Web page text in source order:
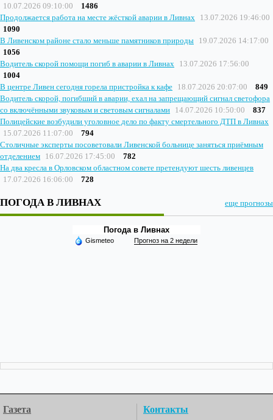
10.07.2026 09:10:00
1486
Продолжается работа на месте жёсткой аварии в Ливнах 13.07.2026 19:46:00
1090
В Ливенском районе стало меньше памятников природы 19.07.2026 14:17:00
1056
Водитель скорой помощи погиб в аварии в Ливнах 13.07.2026 17:56:00
1004
В центре Ливен сегодня горела пристройка к кафе 18.07.2026 20:07:00
849
Водитель скорой, погибший в аварии, ехал на запрещающий сигнал светофора
со включёнными звуковым и световым сигналами 14.07.2026 10:50:00
837
Полицейские возбудили уголовное дело по факту смертельного ДТП в Ливнах
15.07.2026 11:07:00
794
Столичные эксперты посоветовали Ливенской больнице заняться приёмным
отделением 16.07.2026 17:45:00
782
На два кресла в Орловском областном совете претендуют шесть ливенцев
17.07.2026 16:06:00
728
ПОГОДА В ЛИВНАХ еще прогнозы
Погода в Ливнах
Gismeteo Прогноз на 2 недели
Газета Контакты